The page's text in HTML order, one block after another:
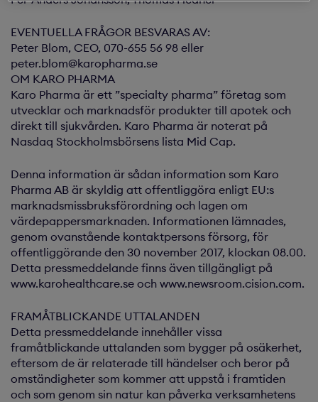
EVENTUELLA FRÅGOR BESVARAS AV:
Peter Blom, CEO, 070-655 56 98 eller
peter.blom@karopharma.se
OM KARO PHARMA
Karo Pharma är ett ”specialty pharma” företag som
utvecklar och marknadsför produkter till apotek och
direkt till sjukvården. Karo Pharma är noterat på
Nasdaq Stockholmsbörsens lista Mid Cap.
Denna information är sådan information som Karo
Pharma AB är skyldig att offentliggöra enligt EU:s
marknadsmissbruksförordning och lagen om
värdepappersmarknaden. Informationen lämnades,
genom ovanstående kontaktpersons försorg, för
offentliggörande den 30 november 2017, klockan 08.00.
Detta pressmeddelande finns även tillgängligt på
www.karohealthcare.se och www.newsroom.cision.com.
FRAMÅTBLICKANDE UTTALANDEN
Detta pressmeddelande innehåller vissa
framåtblickande uttalanden som bygger på osäkerhet,
eftersom de är relaterade till händelser och beror på
omständigheter som kommer att uppstå i framtiden
och som genom sin natur kan påverka verksamhetens